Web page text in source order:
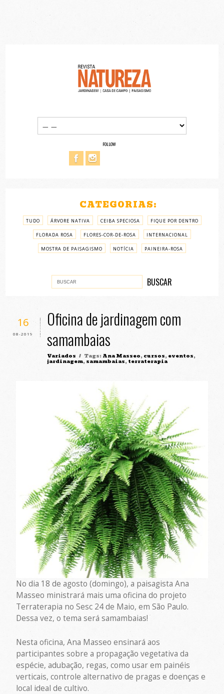
FOLLOW
CATEGORIAS:
TUDO ÁRVORE NATIVA CEIBA SPECIOSA FIQUE POR DENTRO
FLORADA ROSA FLORES-COR-DE-ROSA INTERNACIONAL
MOSTRA DE PAISAGISMO NOTÍCIA PAINEIRA-ROSA
16
08-2019
Oficina de jardinagem com
samambaias
Variados / Tags: Ana Masseo, cursos, eventos,
jardinagem, samambaias, terraterapia
No dia 18 de agosto (domingo), a paisagista Ana
Masseo ministrará mais uma oficina do projeto
Terraterapia no Sesc 24 de Maio, em São Paulo.
Dessa vez, o tema será samambaias!
Nesta oficina, Ana Masseo ensinará aos
participantes sobre a propagação vegetativa da
espécie, adubação, regas, como usar em painéis
verticais, controle alternativo de pragas e doenças e
local ideal de cultivo.